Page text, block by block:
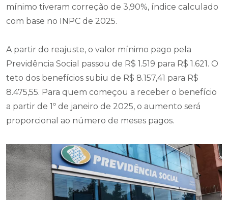
mínimo tiveram correção de 3,90%, índice calculado
com base no INPC de 2025.
A partir do reajuste, o valor mínimo pago pela
Previdência Social passou de R$ 1.519 para R$ 1.621. O
teto dos benefícios subiu de R$ 8.157,41 para R$
8.475,55. Para quem começou a receber o benefício
a partir de 1º de janeiro de 2025, o aumento será
proporcional ao número de meses pagos.